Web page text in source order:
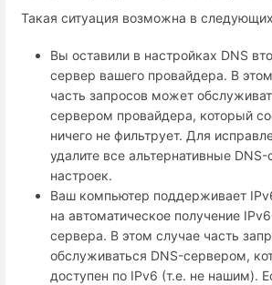
Такая ситуация возможна в
Вы оставили в настройках DNS
сервер вашего провайдера. В
часть запросов может
сервером провайдера, который
ничего не фильтрует. Для
удалите все альтернативные
настроек.
Ваш компьютер поддерживает
на автоматическое получение
сервера. В этом случае часть
обслуживаться DNS-сервером,
доступен по IPv6 (т.е. не нашим).